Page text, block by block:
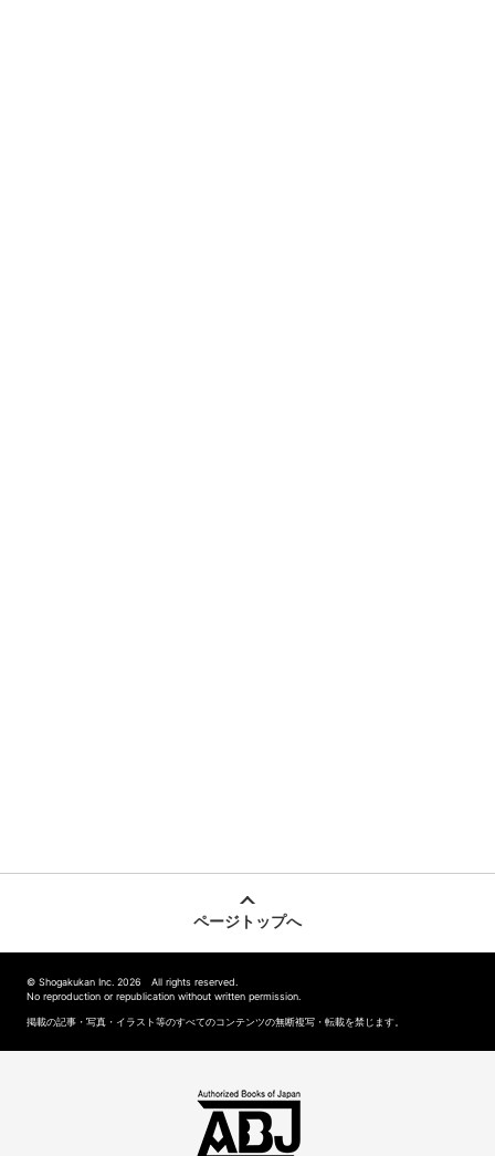
ページトップへ
© Shogakukan Inc. 2026 All rights reserved.
No reproduction or republication without written permission.
掲載の記事・写真・イラスト等のすべてのコンテンツの無断複写・転載を禁じます。